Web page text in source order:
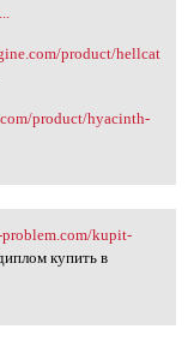
product/hellcat
product/hyacinth-
bez
kupit-
купить в